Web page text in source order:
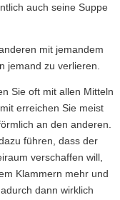
auch seine Suppe
mit jemandem
jemand zu verlieren.
Sie oft mit allen Mitteln
erreichen Sie meist
an den anderen.
führen, dass der
verschaffen will,
Klammern mehr und
dann wirklich